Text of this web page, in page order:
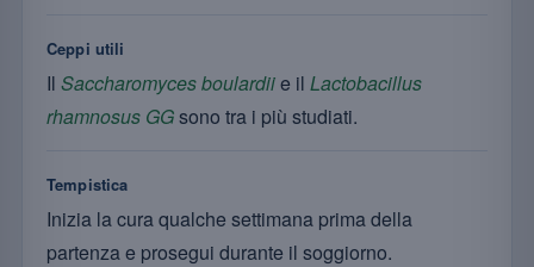
Ceppi utili
Il Saccharomyces boulardiie il Lactobacillus
rhamnosus GGsono tra i più studiati.
Tempistica
Inizia la cura qualche settimana prima della
partenza e prosegui durante il soggiorno.